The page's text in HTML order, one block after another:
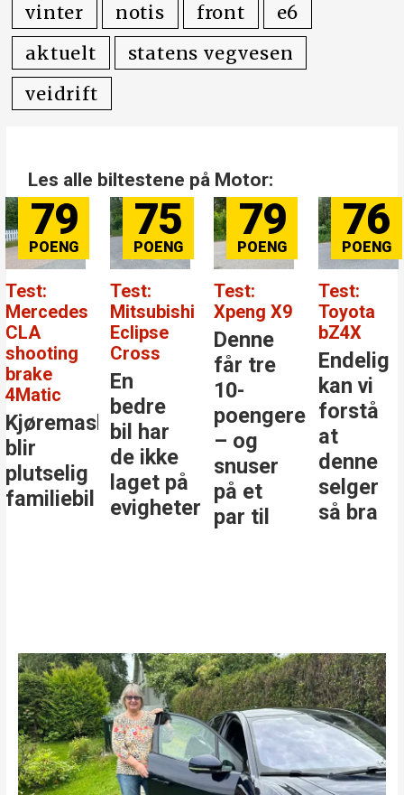
vinter notis front
e6
aktuelt
statens vegvesen
veidrift
Les alle biltestene på Motor:
79
Test:
Mercedes
CLA
shooting
brake
4Matic
Kjøremaskinen
blir
plutselig
familiebil
75
Test:
Mitsubishi
Eclipse
Cross
En
bedre
bil har
de ikke
laget på
evigheter
79
Test:
Xpeng X9
Denne
får tre
10-
poengere
– og
snuser
på et
par til
76
Test:
Toyota
bZ4X
Endelig
kan vi
forstå
at
denne
selger
så bra